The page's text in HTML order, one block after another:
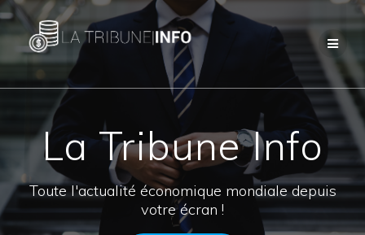
Passer
au
contenu
La Tribune Info
Toute l'actualité économique mondiale depuis
votre écran !